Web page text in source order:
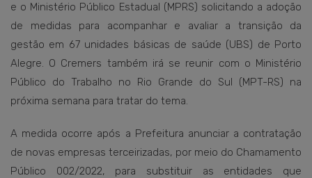
e o Ministério Público Estadual (MPRS) solicitando a adoção
de medidas para acompanhar e avaliar a transição da
gestão em 67 unidades básicas de saúde (UBS) de Porto
Alegre. O Cremers também irá se reunir com o Ministério
Público do Trabalho no Rio Grande do Sul (MPT-RS) na
próxima semana para tratar do tema.
A medida ocorre após a Prefeitura anunciar a contratação
de novas empresas terceirizadas, por meio do Chamamento
Público 002/2022, para substituir as entidades que